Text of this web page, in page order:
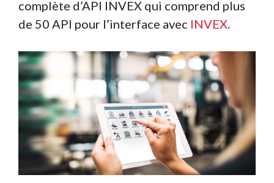
complète d’API INVEX qui comprend plus
de 50 API pour l’interface avec INVEX.